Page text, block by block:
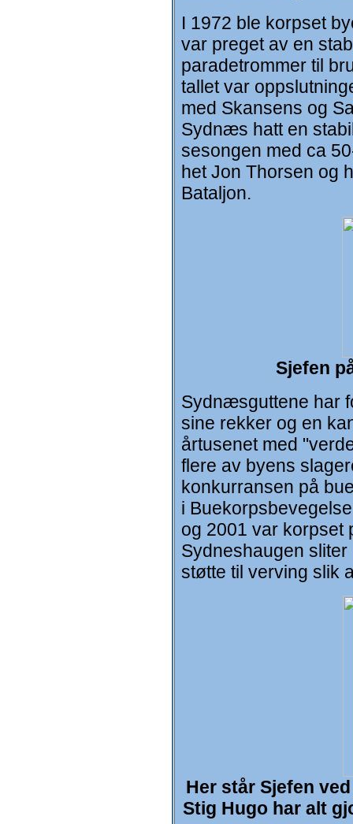
I 1972 ble korpset
var preget av en
paradetrommer til
tallet var
med Skansens og
Sydnæs hatt en
sesongen med ca
het Jon Thorsen og
Bataljon.
Sjefen
Sydnæsguttene har
sine rekker og en
årtusenet med
flere av byens
konkurransen på
i
og 2001 var korpset
Sydneshaugen
støtte til verving slik
Her står Sjefen
Stig Hugo har alt